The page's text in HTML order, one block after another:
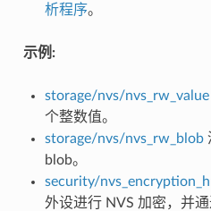
析程序。
示例:
storage/nvs/nvs_rw_value
个整数值。
storage/nvs/nvs_rw_blob
blob。
security/
外设进行 NVS 加密，并